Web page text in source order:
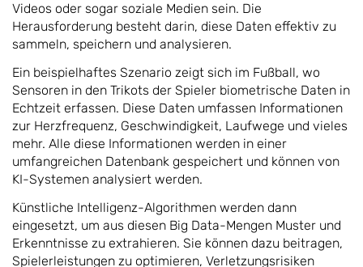
Videos oder sogar soziale Medien sein. Die
Herausforderung besteht darin, diese Daten effektiv zu
sammeln, speichern und analysieren.
Ein beispielhaftes Szenario zeigt sich im Fußball, wo
Sensoren in den Trikots der Spieler biometrische Daten in
Echtzeit erfassen. Diese Daten umfassen Informationen
zur Herzfrequenz, Geschwindigkeit, Laufwege und vieles
mehr. Alle diese Informationen werden in einer
umfangreichen Datenbank gespeichert und können von
KI-Systemen analysiert werden.
Künstliche Intelligenz-Algorithmen werden dann
eingesetzt, um aus diesen Big Data-Mengen Muster und
Erkenntnisse zu extrahieren. Sie können dazu beitragen,
Spielerleistungen zu optimieren, Verletzungsrisiken